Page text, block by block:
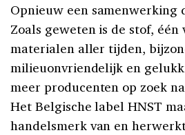
Opnieuw een samenwerking
Zoals geweten is de stof,
materialen aller tijden,
milieuonvriendelijk en
meer producenten op zoek
Het Belgische label HNST
handelsmerk van en